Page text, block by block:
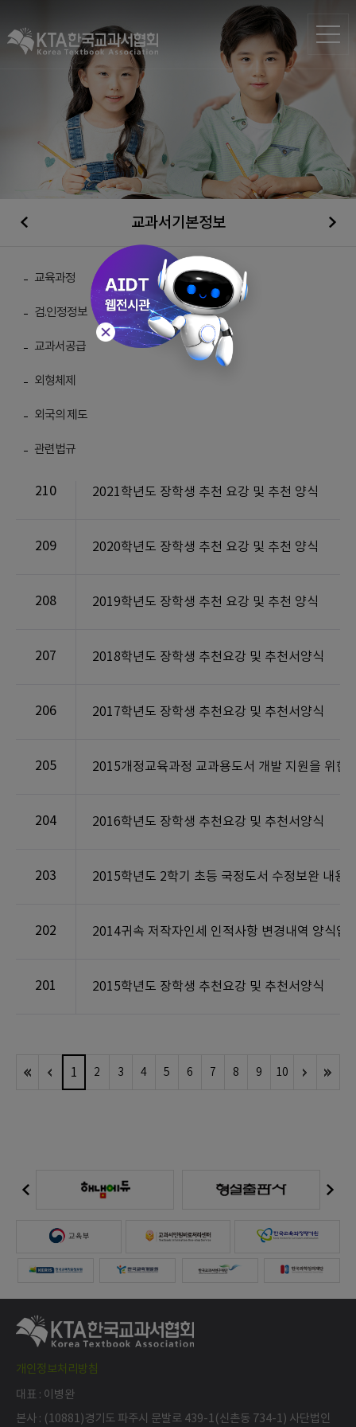
교과서기본정보
교육과정
검.인정정보
교과서공급
외형체제
외국의 제도
관련법규
일반자료실
총 게시물 :210
210 2021학년도 장학생 추천 요강 및 추천 양식
209 2020학년도 장학생 추천 요강 및 추천 양식
208 2019학년도 장학생 추천 요강 및 추천 양식
207 2018학년도 장학생 추천요강 및 추천서양식
206 2017학년도 장학생 추천요강 및 추천서양식
205 2015개정교육과정 교과용도서 개발 지원을 위한
204 2016학년도 장학생 추천요강 및 추천서양식
203 2015학년도 2학기 초등 국정도서 수정보완 내용
202 2014귀속 저작자인세 인적사항 변경내역 양식입
201 2015학년도 장학생 추천요강 및 추천서양식
1 2 3 4 5 6 7 8 9 10
개인정보처리방침
대표 : 이병완
본사 : (10881)경기도 파주시 문발로 439-1(신촌동 734-1) 사단법인